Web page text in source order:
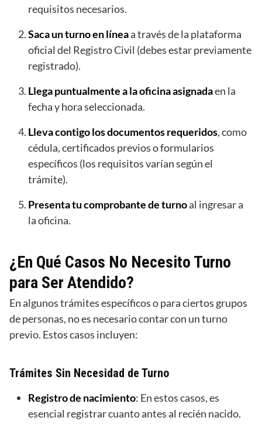
requisitos necesarios.
Saca un turno en líneaa través de la plataforma
oficial del Registro Civil (debes estar previamente
registrado).
Llega puntualmente a la oficina asignadaen la
fecha y hora seleccionada.
Lleva contigo los documentos requeridos, como
cédula, certificados previos o formularios
específicos (los requisitos varían según el
trámite).
Presenta tu comprobante de turnoal ingresar a
la oficina.
¿En Qué Casos No Necesito Turno
para Ser Atendido?
En algunos trámites específicos o para ciertos grupos
de personas, no es necesario contar con un turno
previo. Estos casos incluyen:
Trámites Sin Necesidad de Turno
Registro de nacimiento: En estos casos, es
esencial registrar cuanto antes al recién nacido.